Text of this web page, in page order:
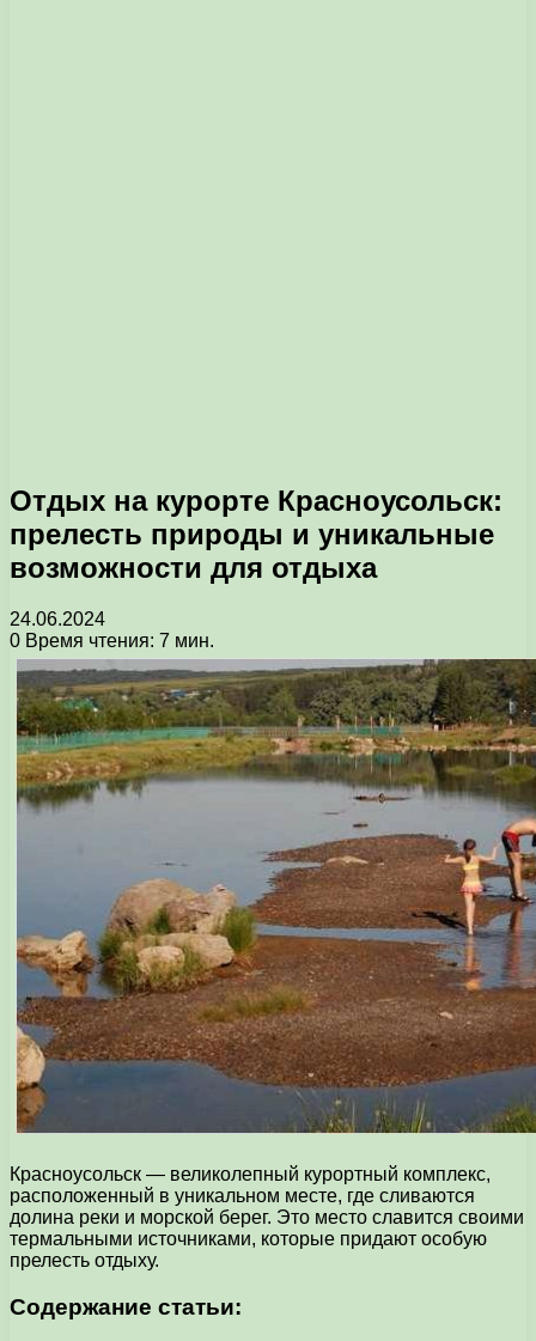
Отдых на курорте Красноусольск:
прелесть природы и уникальные
возможности для отдыха
24.06.2024
0 Время чтения: 7 мин.
Красноусольск — великолепный курортный комплекс,
расположенный в уникальном месте, где сливаются
долина реки и морской берег. Это место славится своими
термальными источниками, которые придают особую
прелесть отдыху.
Содержание статьи: